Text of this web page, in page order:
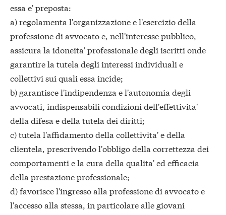
essa e' preposta:
a) regolamenta l'organizzazione e l'esercizio della
professione di avvocato e, nell'interesse pubblico,
assicura la idoneita' professionale degli iscritti onde
garantire la tutela degli interessi individuali e
collettivi sui quali essa incide;
b) garantisce l'indipendenza e l'autonomia degli
avvocati, indispensabili condizioni dell'effettivita'
della difesa e della tutela dei diritti;
c) tutela l'affidamento della collettivita' e della
clientela, prescrivendo l'obbligo della correttezza dei
comportamenti e la cura della qualita' ed efficacia
della prestazione professionale;
d) favorisce l'ingresso alla professione di avvocato e
l'accesso alla stessa, in particolare alle giovani